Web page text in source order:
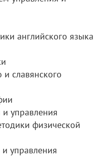
английского языка
и славянского
управления
физической
управления